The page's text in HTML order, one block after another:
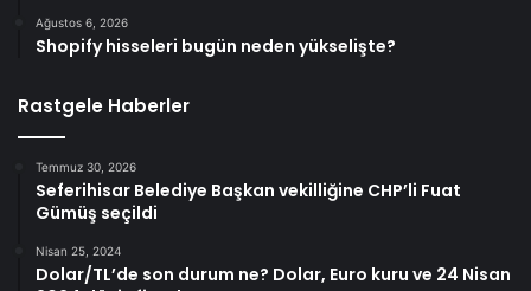
Ağustos 6, 2026
Shopify hisseleri bugün neden yükselişte?
Rastgele Haberler
Temmuz 30, 2026
Seferihisar Belediye Başkan vekilliğine CHP’li Fuat
Gümüş seçildi
Nisan 25, 2024
Dolar/TL’de son durum ne? Dolar, Euro kuru ve 24 Nisan